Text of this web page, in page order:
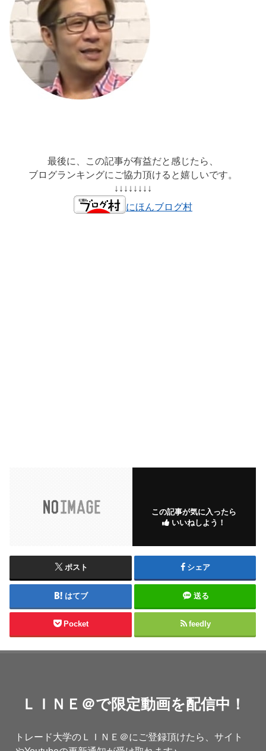
最後に、この記事が有益だと感じたら、
ブログランキングにご協力頂けると嬉しいです。
↓↓↓↓↓↓↓↓
にほんブログ村
この記事が気に入ったら
いいねしよう！
ポスト シェア
はてブ 送る
Pocket feedly
ＬＩＮＥ＠で限定動画を配信中！
トレード大学のＬＩＮＥ＠にご登録頂けたら、サイト